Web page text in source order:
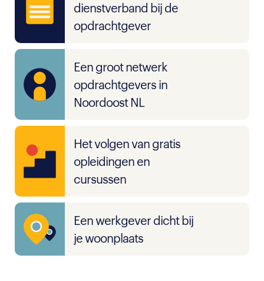
dienstverband bij de
opdrachtgever
Een groot netwerk
opdrachtgevers in
Noordoost NL
Het volgen van gratis
opleidingen en
cursussen
Een werkgever dicht bij
je woonplaats